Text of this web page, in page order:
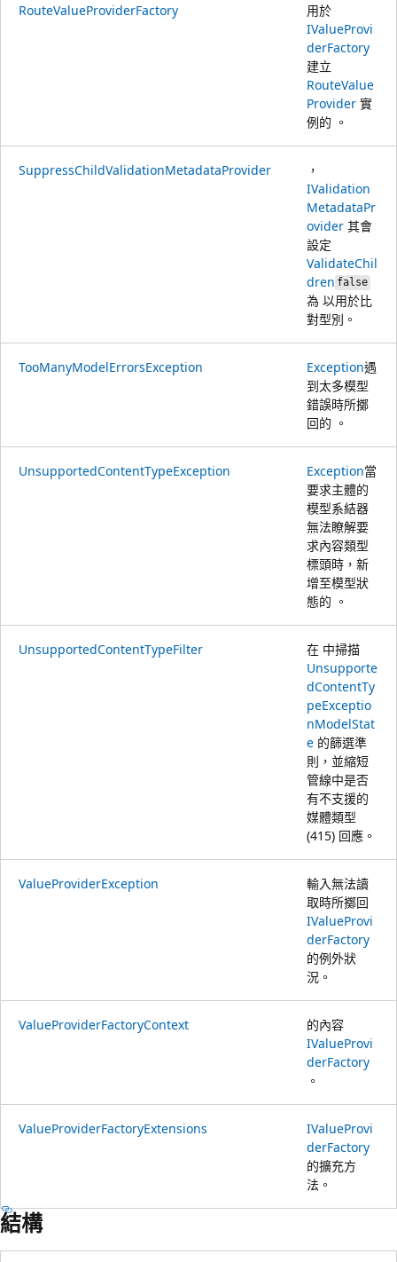
RouteValueProviderFactory
用於
IValueProvi
derFactory
建立
RouteValue
Provider 實
例的 。
SuppressChildValidationMetadataProvider
，
IValidation
MetadataPr
ovider 其會
設定
ValidateChil
dren false
為 以用於比
對型別。
TooManyModelErrorsException Exception遇
到太多模型
錯誤時所擲
回的 。
UnsupportedContentTypeException Exception當
要求主體的
模型系結器
無法瞭解要
求內容類型
標頭時，新
增至模型狀
態的 。
UnsupportedContentTypeFilter
在 中掃描
Unsupporte
dContentTy
peExceptio
nModelStat
e 的篩選準
則，並縮短
管線中是否
有不支援的
媒體類型
(415) 回應。
ValueProviderException
輸入無法讀
取時所擲回
IValueProvi
derFactory
的例外狀
況。
ValueProviderFactoryContext
的內容
IValueProvi
derFactory
。
ValueProviderFactoryExtensions
IValueProvi
derFactory
的擴充方
法。
結構